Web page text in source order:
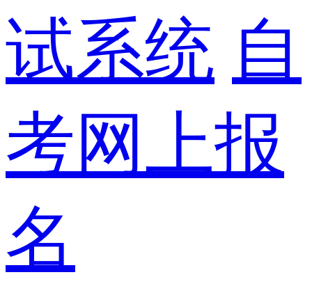
试系统 自
考网上报
名